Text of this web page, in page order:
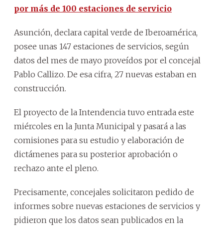
por más de 100 estaciones de servicio
Asunción, declara capital verde de Iberoamérica,
posee unas 147 estaciones de servicios, según
datos del mes de mayo proveídos por el concejal
Pablo Callizo. De esa cifra, 27 nuevas estaban en
construcción.
El proyecto de la Intendencia tuvo entrada este
miércoles en la Junta Municipal y pasará a las
comisiones para su estudio y elaboración de
dictámenes para su posterior aprobación o
rechazo ante el pleno.
Precisamente, concejales solicitaron pedido de
informes sobre nuevas estaciones de servicios y
pidieron que los datos sean publicados en la